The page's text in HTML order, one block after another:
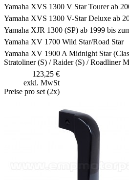
Yamaha XVS 1300 V Star Tourer ab
Yamaha XVS 1300 V-Star Deluxe ab
Yamaha XJR 1300 (SP) ab 1999 bis
Yamaha XV 1700 Wild Star/Road Star
Yamaha XV 1900 A Midnight Star
Stratoliner (S) / Raider (S) / Roadliner
123,25 €
exkl. MwSt
Preise pro set (2x)